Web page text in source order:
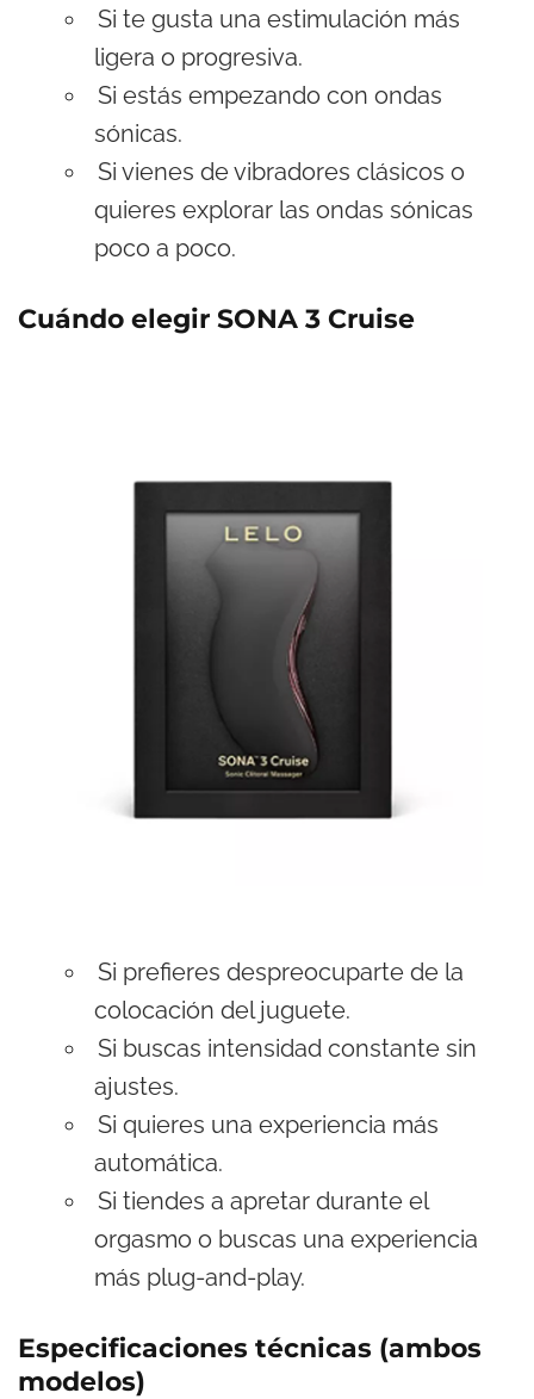
Si te gusta una estimulación más
ligera o progresiva.
Si estás empezando con ondas
sónicas.
Si vienes de vibradores clásicos o
quieres explorar las ondas sónicas
poco a poco.
Cuándo elegir SONA 3 Cruise
Si prefieres despreocuparte de la
colocación del juguete.
Si buscas intensidad constante sin
ajustes.
Si quieres una experiencia más
automática.
Si tiendes a apretar durante el
orgasmo o buscas una experiencia
más plug-and-play.
Especificaciones técnicas (ambos
modelos)